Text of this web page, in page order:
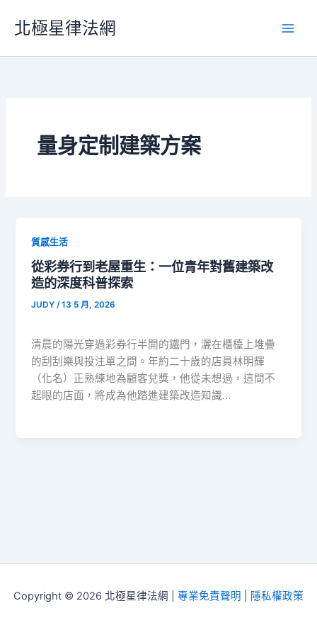
要
北極星律法網
量身定制建築方案
質感生活
從彩券行到老屋重生：一位青年對舊建築改
造的深度科普探索
JUDY /13 5 月, 2026
清晨的陽光穿過彩券行半開的鐵門，灑在櫃檯上堆疊
的刮刮樂與投注單之間。年約二十歲的店員林明輝
（化名）正熟練地為顧客兌獎，他從未想過，這間不
起眼的店面，將成為他踏進建築改造知識…
Copyright © 2026 北極星律法網 | 專業免責聲明 隱私權政策